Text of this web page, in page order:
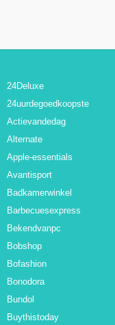
24Deluxe
24uurdegoedkoopste
Actievandedag
Alternate
Apple-essentials
Avantisport
Badkamerwinkel
Barbecuesexpress
Bekendvanpc
Bobshop
Bofashion
Bonodora
Bundol
Buythistoday